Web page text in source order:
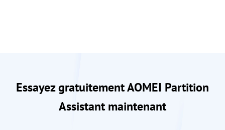
Essayez gratuitement AOMEI Partition
Assistant maintenant